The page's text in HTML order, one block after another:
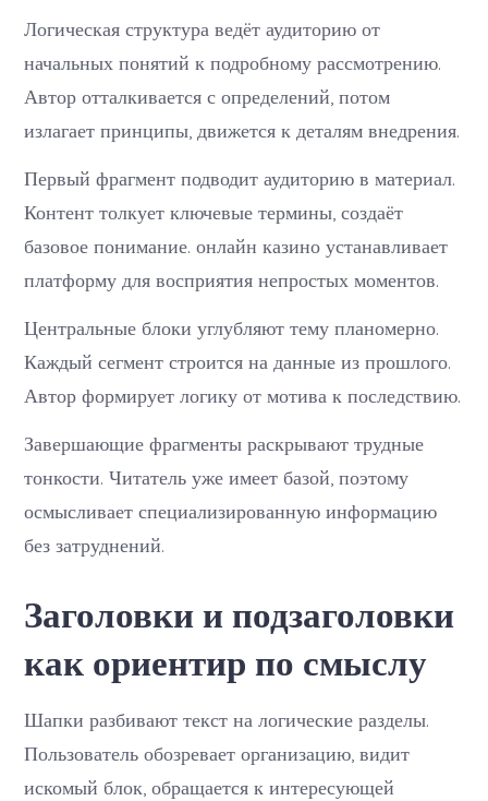
Логическая структура ведёт аудиторию от
начальных понятий к подробному рассмотрению.
Автор отталкивается с определений, потом
излагает принципы, движется к деталям внедрения.
Первый фрагмент подводит аудиторию в материал.
Контент толкует ключевые термины, создаёт
базовое понимание. онлайн казино устанавливает
платформу для восприятия непростых моментов.
Центральные блоки углубляют тему планомерно.
Каждый сегмент строится на данные из прошлого.
Автор формирует логику от мотива к последствию.
Завершающие фрагменты раскрывают трудные
тонкости. Читатель уже имеет базой, поэтому
осмысливает специализированную информацию
без затруднений.
Заголовки и подзаголовки
как ориентир по смыслу
Шапки разбивают текст на логические разделы.
Пользователь обозревает организацию, видит
искомый блок, обращается к интересующей